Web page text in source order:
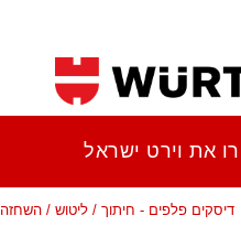
את וירט ישראל
דיסקים פלפים - חיתוך / ליטוש / השחזה